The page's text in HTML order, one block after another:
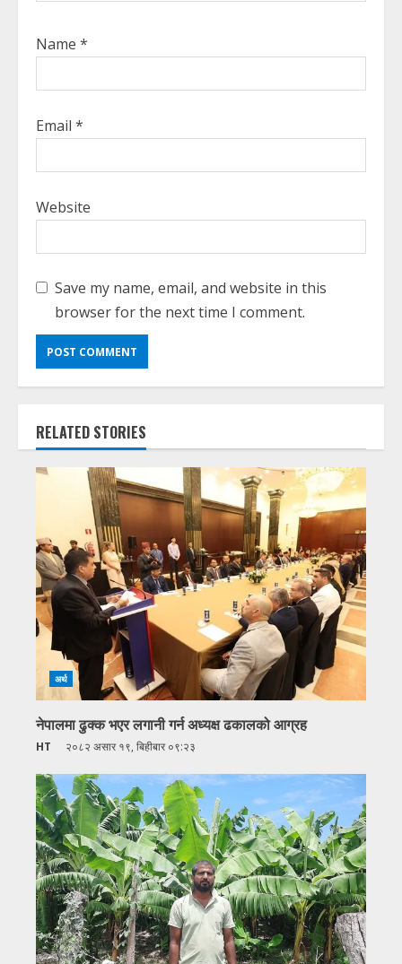
Name *
Email *
Website
Save my name, email, and website in this
browser for the next time I comment.
RELATED STORIES
अर्थ
नेपालमा ढुक्क भएर लगानी गर्न अध्यक्ष ढकालको आग्रह
HT २०८२ असार १९, बिहीबार ०९:२३